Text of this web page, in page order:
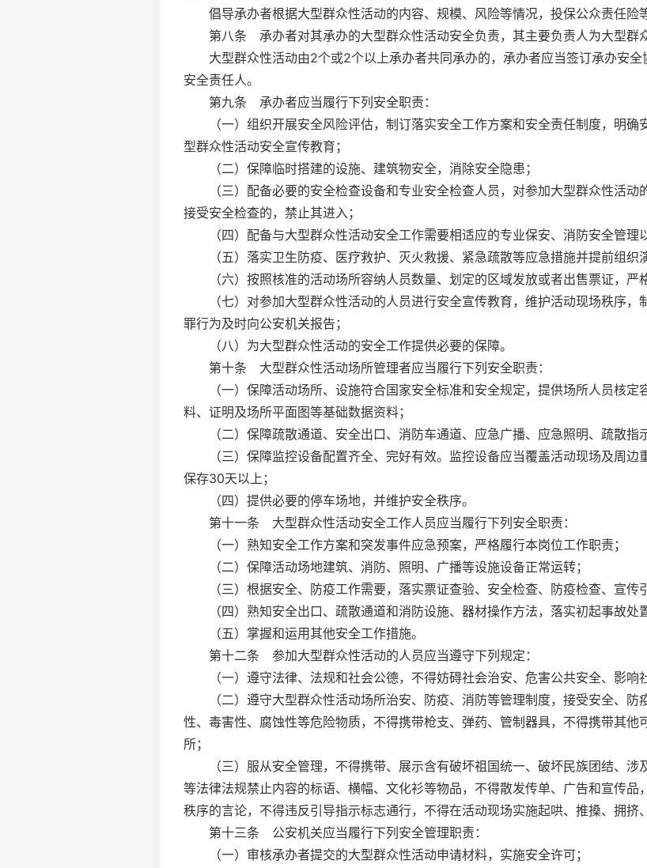
倡导承办者根据大型群众性活动的内容、规模、风险等情况，投保公众责任险
第八条 承办者对其承办的大型群众性活动安全负责，其主要负责人为大型群
大型群众性活动由2个或2个以上承办者共同承办的，承办者应当签订承办安
安全责任人。
第九条 承办者应当履行下列安全职责：
（一）组织开展安全风险评估，制订落实安全工作方案和安全责任制度，明
型群众性活动安全宣传教育；
（二）保障临时搭建的设施、建筑物安全，消除安全隐患；
（三）配备必要的安全检查设备和专业安全检查人员，对参加大型群众性活
接受安全检查的，禁止其进入；
（四）配备与大型群众性活动安全工作需要相适应的专业保安、消防安全管理
（五）落实卫生防疫、医疗救护、灭火救援、紧急疏散等应急措施并提前组织
（六）按照核准的活动场所容纳人员数量、划定的区域发放或者出售票证，严
（七）对参加大型群众性活动的人员进行安全宣传教育，维护活动现场秩序
罪行为及时向公安机关报告；
（八）为大型群众性活动的安全工作提供必要的保障。
第十条 大型群众性活动场所管理者应当履行下列安全职责：
（一）保障活动场所、设施符合国家安全标准和安全规定，提供场所人员核
料、证明及场所平面图等基础数据资料；
（二）保障疏散通道、安全出口、消防车通道、应急广播、应急照明、疏散指
（三）保障监控设备配置齐全、完好有效。监控设备应当覆盖活动现场及周
保存30天以上；
（四）提供必要的停车场地，并维护安全秩序。
第十一条 大型群众性活动安全工作人员应当履行下列安全职责：
（一）熟知安全工作方案和突发事件应急预案，严格履行本岗位工作职责；
（二）保障活动场地建筑、消防、照明、广播等设施设备正常运转；
（三）根据安全、防疫工作需要，落实票证查验、安全检查、防疫检查、宣传
（四）熟知安全出口、疏散通道和消防设施、器材操作方法，落实初起事故处
（五）掌握和运用其他安全工作措施。
第十二条 参加大型群众性活动的人员应当遵守下列规定：
（一）遵守法律、法规和社会公德，不得妨碍社会治安、危害公共安全、影响
（二）遵守大型群众性活动场所治安、防疫、消防等管理制度，接受安全、
性、毒害性、腐蚀性等危险物质，不得携带枪支、弹药、管制器具，不得携带其他
所；
（三）服从安全管理，不得携带、展示含有破坏祖国统一、破坏民族团结、
等法律法规禁止内容的标语、横幅、文化衫等物品，不得散发传单、广告和宣传
秩序的言论，不得违反引导指示标志通行，不得在活动现场实施起哄、推搡、拥挤
第十三条 公安机关应当履行下列安全管理职责：
（一）审核承办者提交的大型群众性活动申请材料，实施安全许可；